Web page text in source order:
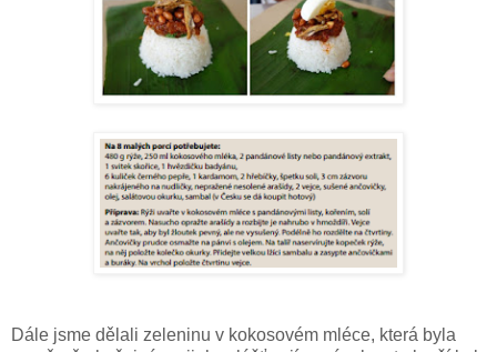
Dále jsme dělali zeleninu v kokosovém mléce, která byla